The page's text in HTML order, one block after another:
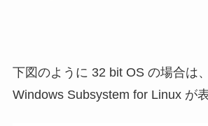
下図のように 32 bit OS の場合は
Windows Subsystem for Linux が